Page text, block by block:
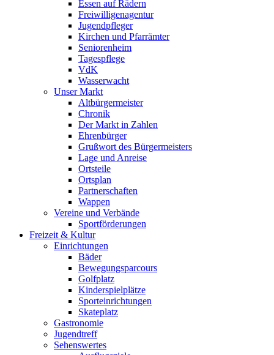
Essen auf Rädern
Freiwilligenagentur
Jugendpfleger
Kirchen und Pfarrämter
Seniorenheim
Tagespflege
VdK
Wasserwacht
Unser Markt
Altbürgermeister
Chronik
Der Markt in Zahlen
Ehrenbürger
Grußwort des Bürgermeisters
Lage und Anreise
Ortsteile
Ortsplan
Partnerschaften
Wappen
Vereine und Verbände
Sportförderungen
Freizeit & Kultur
Einrichtungen
Bäder
Bewegungsparcours
Golfplatz
Kinderspielplätze
Sporteinrichtungen
Skateplatz
Gastronomie
Jugendtreff
Sehenswertes